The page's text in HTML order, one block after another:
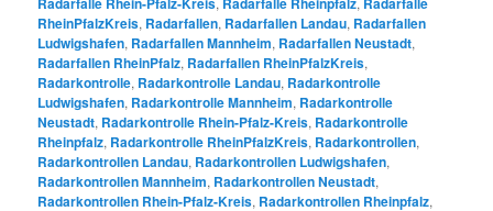
RheinPfalzKreis, Radarfallen, Radarfallen Landau, Radarfallen
Ludwigshafen, Radarfallen Mannheim, Radarfallen Neustadt,
Radarfallen RheinPfalz, Radarfallen RheinPfalzKreis,
Radarkontrolle, Radarkontrolle Landau, Radarkontrolle
Ludwigshafen, Radarkontrolle Mannheim, Radarkontrolle
Neustadt, Radarkontrolle Rhein-Pfalz-Kreis, Radarkontrolle
Rheinpfalz, Radarkontrolle RheinPfalzKreis, Radarkontrollen,
Radarkontrollen Landau, Radarkontrollen Ludwigshafen,
Radarkontrollen Mannheim, Radarkontrollen Neustadt,
Radarkontrollen Rhein-Pfalz-Kreis, Radarkontrollen Rheinpfalz,